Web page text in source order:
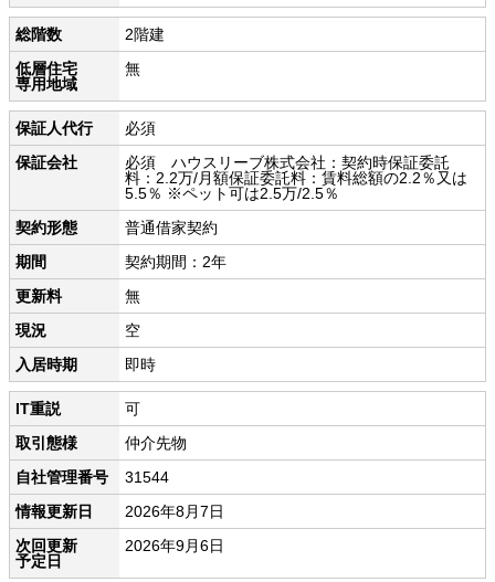
総階数
2階建
低層住宅
専用地域
無
保証人代行
必須
保証会社
必須 ハウスリーブ株式会社：契約時保証委託
料：2.2万/月額保証委託料：賃料総額の2.2％又は
5.5％ ※ペット可は2.5万/2.5％
契約形態
普通借家契約
期間
契約期間：2年
更新料
無
現況
空
入居時期
即時
IT重説
可
取引態様
仲介先物
自社管理番号
31544
情報更新日
2026年8月7日
次回更新
予定日
2026年9月6日